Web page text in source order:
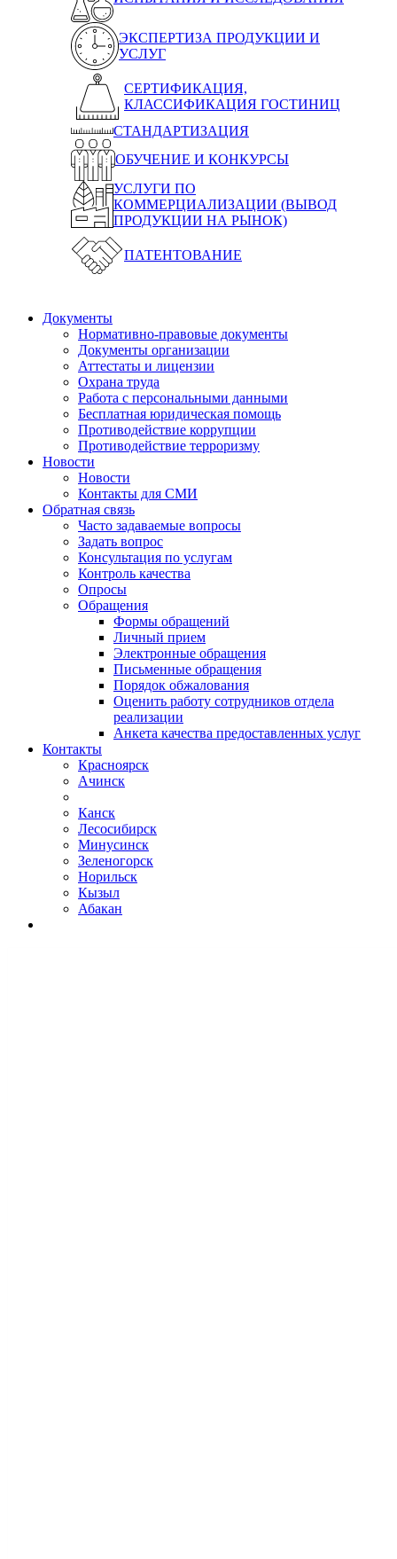
ЭКСПЕРТИЗА ПРОДУКЦИИ И
УСЛУГ
СЕРТИФИКАЦИЯ,
КЛАССИФИКАЦИЯ ГОСТИНИЦ
СТАНДАРТИЗАЦИЯ
ОБУЧЕНИЕ И КОНКУРСЫ
УСЛУГИ ПО
КОММЕРЦИАЛИЗАЦИИ (ВЫВОД
ПРОДУКЦИИ НА РЫНОК)
ПАТЕНТОВАНИЕ
Документы
Нормативно-правовые документы
Документы организации
Аттестаты и лицензии
Охрана труда
Работа с персональными данными
Бесплатная юридическая помощь
Противодействие коррупции
Противодействие терроризму
Новости
Новости
Контакты для СМИ
Обратная связь
Часто задаваемые вопросы
Задать вопрос
Консультация по услугам
Контроль качества
Опросы
Обращения
Формы обращений
Личный прием
Электронные обращения
Письменные обращения
Порядок обжалования
Оценить работу сотрудников отдела
реализации
Анкета качества предоставленных услуг
Контакты
Красноярск
Ачинск
Канск
Лесосибирск
Минусинск
Зеленогорск
Норильск
Кызыл
Абакан